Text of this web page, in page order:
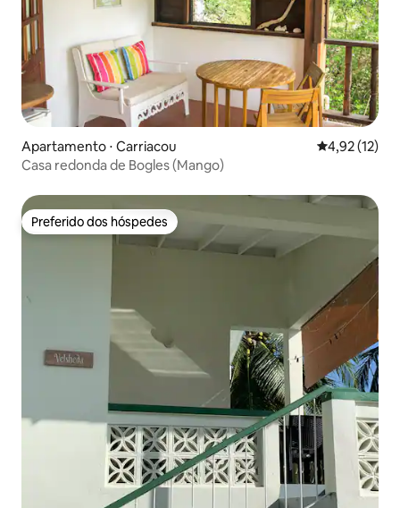
Apartamento ⋅ Carriacou 4,92 de uma
4,92 (12)
Casa redonda de Bogles (Mango)
Preferido dos hóspedes
Preferido dos hóspedes